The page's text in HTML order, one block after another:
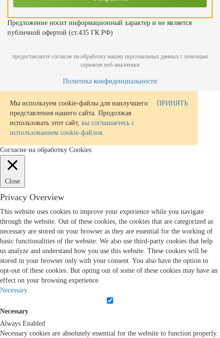
Предложение носит информационный характер и не является
публичной офертой (ст.435 ГК РФ)
предоставляете согласие на обработку ваших персональных данных с помощью
сервисов веб-аналитики
Политика конфиденциальности
Мы используем cookie-файлы для наилучшего
представления нашего сайта. Продолжая
использовать этот сайт, вы соглашаетесь с
использованием cookie-файлов.
ПРИНЯТЬ
Согласие на обработку Cookies
Close
Privacy Overview
This website uses cookies to improve your experience while you navigate
through the website. Out of these cookies, the cookies that are categorized as
necessary are stored on your browser as they are essential for the working of
basic functionalities of the website. We also use third-party cookies that help
us analyze and understand how you use this website. These cookies will be
stored in your browser only with your consent. You also have the option to
opt-out of these cookies. But opting out of some of these cookies may have an
effect on your browsing experience.
Necessary
Necessary
Always Enabled
Necessary cookies are absolutely essential for the website to function properly.